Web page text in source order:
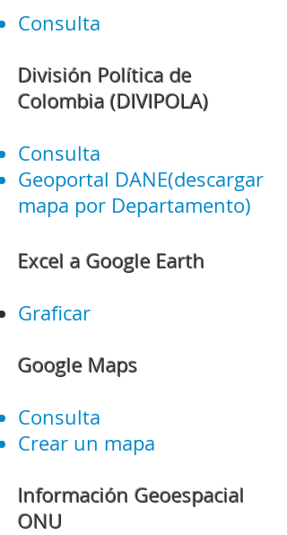
Consulta
División Política de
Colombia (DIVIPOLA)
Consulta
Geoportal DANE(descargar
mapa por Departamento)
Excel a Google Earth
Graficar
Google Maps
Consulta
Crear un mapa
Información Geoespacial
ONU